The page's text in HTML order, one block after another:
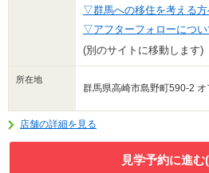
▽群馬への移住を考える方
▽アフターフォローにつ
(別のサイトに移動します)
所在地
群馬県高崎市島野町590-2
店舗の詳細を見る
見学予約に進む